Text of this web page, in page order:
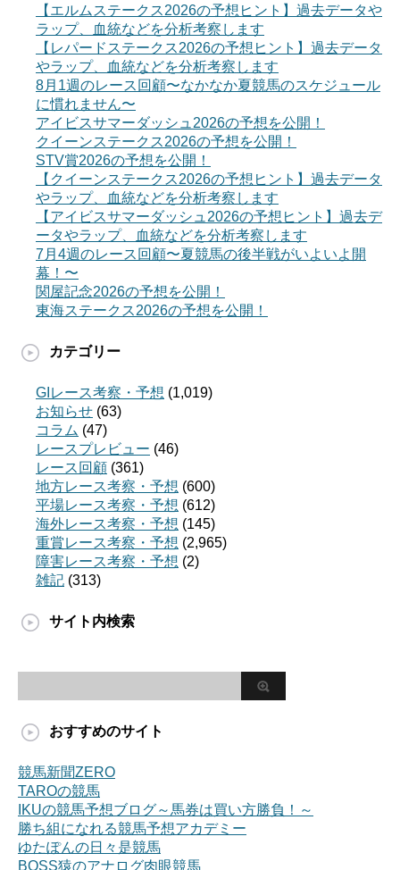
【エルムステークス2026の予想ヒント】過去データや
ラップ、血統などを分析考察します
【レパードステークス2026の予想ヒント】過去データ
やラップ、血統などを分析考察します
8月1週のレース回顧〜なかなか夏競馬のスケジュール
に慣れません〜
アイビスサマーダッシュ2026の予想を公開！
クイーンステークス2026の予想を公開！
STV賞2026の予想を公開！
【クイーンステークス2026の予想ヒント】過去データ
やラップ、血統などを分析考察します
【アイビスサマーダッシュ2026の予想ヒント】過去デ
ータやラップ、血統などを分析考察します
7月4週のレース回顧〜夏競馬の後半戦がいよいよ開
幕！〜
関屋記念2026の予想を公開！
東海ステークス2026の予想を公開！
カテゴリー
GIレース考察・予想 (1,019)
お知らせ (63)
コラム (47)
レースプレビュー (46)
レース回顧 (361)
地方レース考察・予想 (600)
平場レース考察・予想 (612)
海外レース考察・予想 (145)
重賞レース考察・予想 (2,965)
障害レース考察・予想 (2)
雑記 (313)
サイト内検索
おすすめのサイト
競馬新聞ZERO
TAROの競馬
IKUの競馬予想ブログ～馬券は買い方勝負！～
勝ち組になれる競馬予想アカデミー
ゆたぽんの日々是競馬
BOSS猿のアナログ肉眼競馬